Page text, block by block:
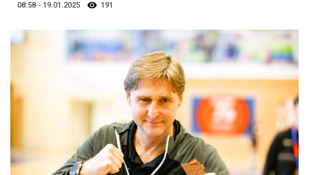
08:58 - 19.01.2025 191